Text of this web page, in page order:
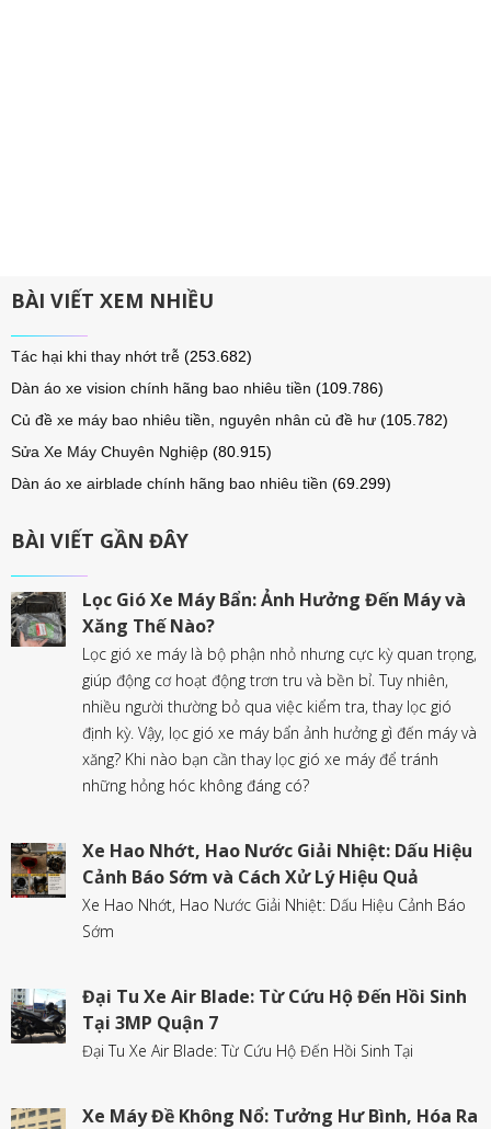
BÀI VIẾT XEM NHIỀU
Tác hại khi thay nhớt trễ (253.682)
Dàn áo xe vision chính hãng bao nhiêu tiền (109.786)
Củ đề xe máy bao nhiêu tiền, nguyên nhân củ đề hư (105.782)
Sửa Xe Máy Chuyên Nghiệp (80.915)
Dàn áo xe airblade chính hãng bao nhiêu tiền (69.299)
BÀI VIẾT GẦN ĐÂY
Lọc Gió Xe Máy Bẩn: Ảnh Hưởng Đến Máy và
Xăng Thế Nào?
Lọc gió xe máy là bộ phận nhỏ nhưng cực kỳ quan trọng,
giúp động cơ hoạt động trơn tru và bền bỉ. Tuy nhiên,
nhiều người thường bỏ qua việc kiểm tra, thay lọc gió
định kỳ. Vậy, lọc gió xe máy bẩn ảnh hưởng gì đến máy và
xăng? Khi nào bạn cần thay lọc gió xe máy để tránh
những hỏng hóc không đáng có?
Xe Hao Nhớt, Hao Nước Giải Nhiệt: Dấu Hiệu
Cảnh Báo Sớm và Cách Xử Lý Hiệu Quả
Xe Hao Nhớt, Hao Nước Giải Nhiệt: Dấu Hiệu Cảnh Báo
Sớm
Đại Tu Xe Air Blade: Từ Cứu Hộ Đến Hồi Sinh
Tại 3MP Quận 7
Đại Tu Xe Air Blade: Từ Cứu Hộ Đến Hồi Sinh Tại
Xe Máy Đề Không Nổ: Tưởng Hư Bình, Hóa Ra